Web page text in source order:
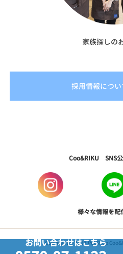
家族探しの
採用情報につ
お問い合わせはこちら
Coo&RIKU SNS
様々な情報を配
Copyright © 2017 PetShop